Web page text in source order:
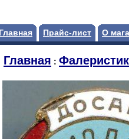
Главная Прайс-лист О
Главная :